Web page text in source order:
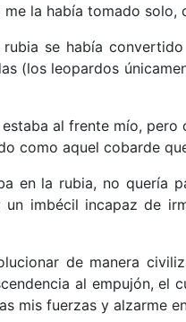
la había tomado solo,
se había
(los leopardos
al frente mío,
como aquel cobarde
en la rubia, no quería
un imbécil incapaz de
de manera
al empujón, el
mis fuerzas y alzarme